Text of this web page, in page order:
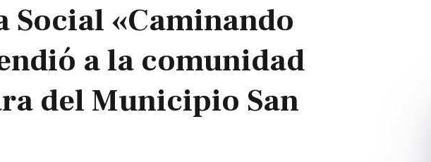
Social «Caminando
a la comunidad
del Municipio San